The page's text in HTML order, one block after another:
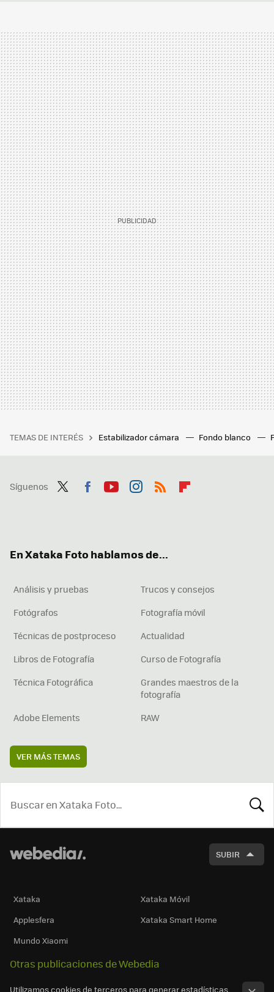
TEMAS DE INTERÉS Estabilizador cámara Fondo blanco
Síguenos
En Xataka Foto hablamos de...
Análisis y pruebas
Trucos y consejos
Fotógrafos
Fotografía móvil
Técnicas de postproceso
Actualidad
Libros de Fotografía
Curso de Fotografía
Técnica Fotográfica
Grandes maestros de la
fotografía
Adobe Elements
RAW
VER MÁS TEMAS
SUBIR
Xataka
Xataka Móvil
Applesfera
Xataka Smart Home
Mundo Xiaomi
Otras publicaciones de Webedia
Utilizamos cookies de terceros para generar estadísticas